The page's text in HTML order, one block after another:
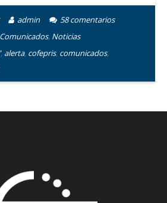
admin 58 comentarios
Comunicados, Noticias
, alerta, cofepris, comunicados,